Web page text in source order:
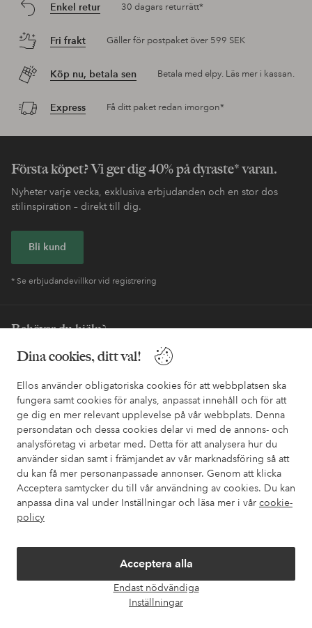
Dina cookies, ditt val!
Ellos använder obligatoriska cookies för att webbplatsen ska
fungera samt cookies för analys, anpassat innehåll och för att
ge dig en mer relevant upplevelse på vår webbplats. Denna
persondatan och dessa cookies delar vi med de annons- och
analysföretag vi arbetar med. Detta för att analysera hur du
använder sidan samt i främjandet av vår marknadsföring så att
du kan få mer personanpassade annonser. Genom att klicka
Acceptera samtycker du till vår användning av cookies. Du kan
anpassa dina val under Inställningar och läsa mer i vår cookie-
policy
Acceptera alla
Endast nödvändiga
Inställningar
Enkel retur 30 dagars returrätt*
Fri frakt Gäller för postpaket över 599 SEK
Köp nu, betala sen Betala med elpy. Läs mer i kassan.
Express Få ditt paket redan imorgon*
Första köpet? Vi ger dig 40% på dyraste* varan.
Nyheter varje vecka, exklusiva erbjudanden och en stor dos
stilinspiration – direkt till dig.
Bli kund
* Se erbjudandevillkor vid registrering
Behöver du hjälp?
I vår FAQ hittar du svaren på de vanligaste frågorna. Här finns
också information om hur du enklast kontaktar oss.
Kundservice Beställning Betalsätt
Mina sidor
Om Ellos
Villkor